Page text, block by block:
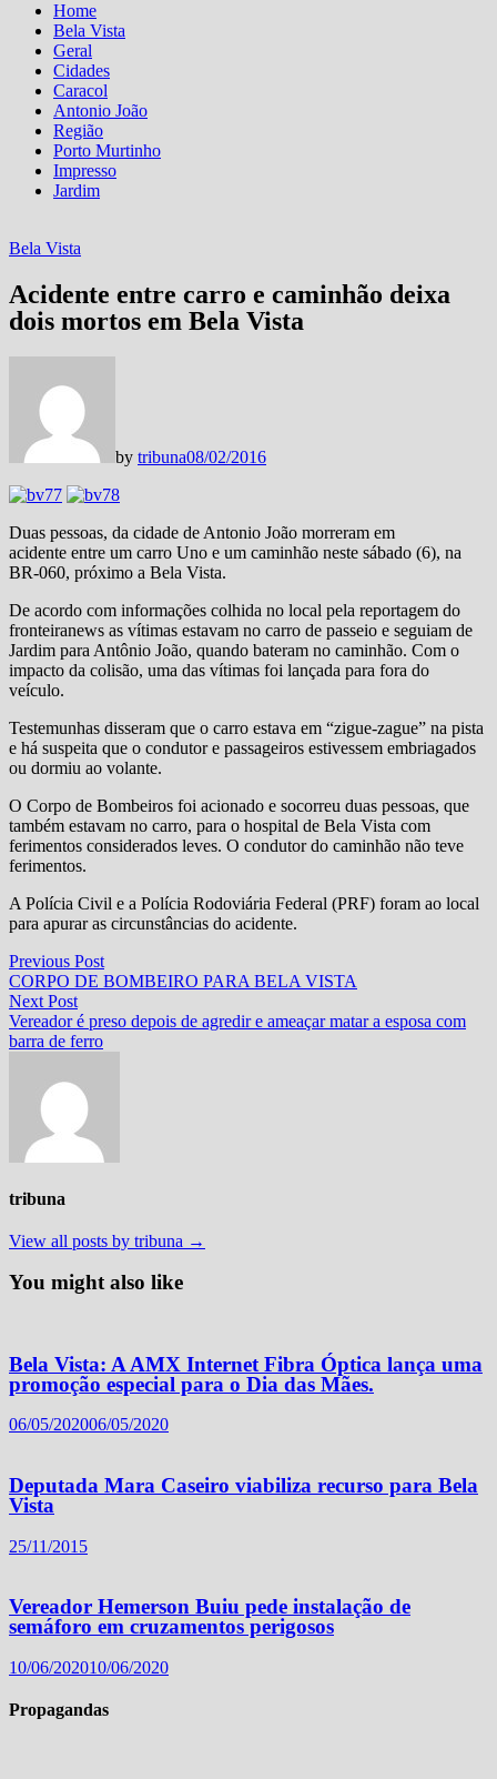
Home
Bela Vista
Geral
Cidades
Caracol
Antonio João
Região
Porto Murtinho
Impresso
Jardim
Bela Vista
Acidente entre carro e caminhão deixa
dois mortos em Bela Vista
by tribuna08/02/2016
Duas pessoas, da cidade de Antonio João morreram em
acidente entre um carro Uno e um caminhão neste sábado (6), na
BR-060, próximo a Bela Vista.
De acordo com informações colhida no local pela reportagem do
fronteiranews as vítimas estavam no carro de passeio e seguiam de
Jardim para Antônio João, quando bateram no caminhão. Com o
impacto da colisão, uma das vítimas foi lançada para fora do
veículo.
Testemunhas disseram que o carro estava em “zigue-zague” na pista
e há suspeita que o condutor e passageiros estivessem embriagados
ou dormiu ao volante.
O Corpo de Bombeiros foi acionado e socorreu duas pessoas, que
também estavam no carro, para o hospital de Bela Vista com
ferimentos considerados leves. O condutor do caminhão não teve
ferimentos.
A Polícia Civil e a Polícia Rodoviária Federal (PRF) foram ao local
para apurar as circunstâncias do acidente.
Navegação
de
Post
Previous PostPrevious
post:
CORPO DE BOMBEIRO PARA BELA VISTA
Next PostNext
post:
Vereador é preso depois de agredir e ameaçar matar a esposa com
barra de ferro
tribuna
View all posts by tribuna →
You might also like
Bela Vista: A AMX Internet Fibra Óptica lança uma
promoção especial para o Dia das Mães.
06/05/202006/05/2020
Deputada Mara Caseiro viabiliza recurso para Bela
Vista
25/11/2015
Vereador Hemerson Buiu pede instalação de
semáforo em cruzamentos perigosos
10/06/202010/06/2020
Propagandas